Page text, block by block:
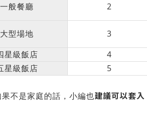
一般餐廳
2
大型場地
3
星級飯店
4
星級飯店
5
不是家庭的話，小編也建議可以套入